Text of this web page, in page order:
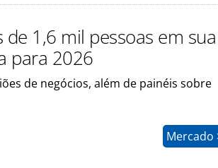
de 1,6 mil pessoas em
para 2026
de negócios, além de painéis sobre
Mercado